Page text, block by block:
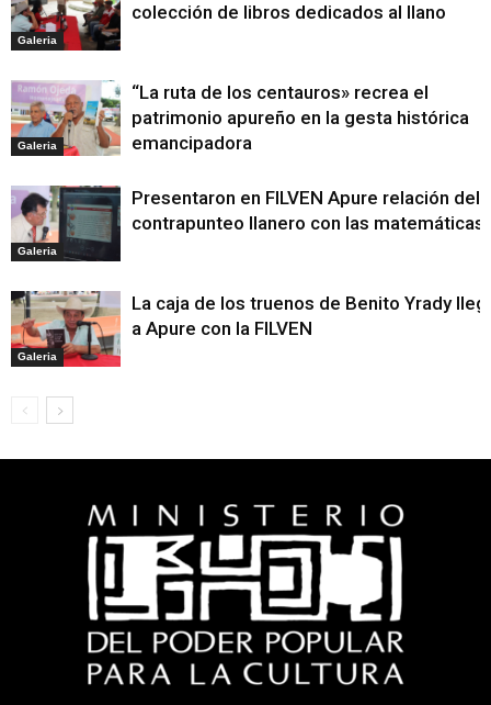
Galeria
colección de libros dedicados al llano
Galeria
“La ruta de los centauros» recrea el
patrimonio apureño en la gesta histórica
emancipadora
Galeria
Presentaron en FILVEN Apure relación del
contrapunteo llanero con las matemáticas
Galeria
La caja de los truenos de Benito Yrady
a Apure con la FILVEN